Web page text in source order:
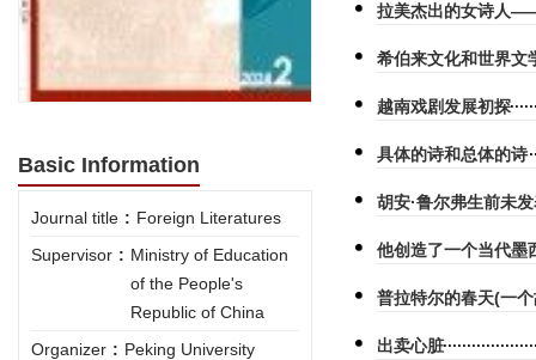
Basic Information
Journal title : Foreign Literatures
Supervisor : Ministry of Education
of the People's
Republic of China
Organizer : Peking University
拉美杰出的女诗人
希伯来文化和世界文
越南戏剧发展初探
具体的诗和总体的诗
胡安·鲁尔弗生前未
他创造了一个当代
普拉特尔的春天(一
出卖心脏